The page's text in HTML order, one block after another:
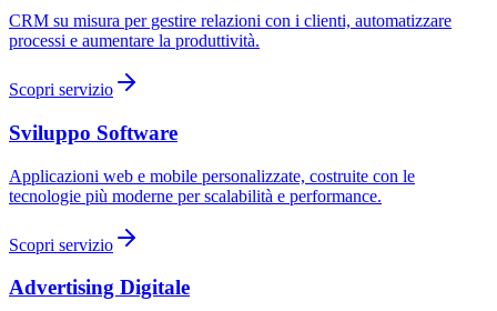
CRM su misura per gestire relazioni con i clienti, automatizzare
processi e aumentare la produttività.
Scopri servizio
Sviluppo Software
Applicazioni web e mobile personalizzate, costruite con le
tecnologie più moderne per scalabilità e performance.
Scopri servizio
Advertising Digitale